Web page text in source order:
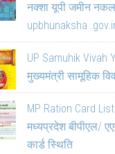
नक्शा यूपी जमीन नकल
upbhunaksha
UP Samuhik Vivah
मुख्यमंत्री सामूहिक
MP Ration Card
मध्यप्रदेश बीपीएल/
कार्ड स्थिति